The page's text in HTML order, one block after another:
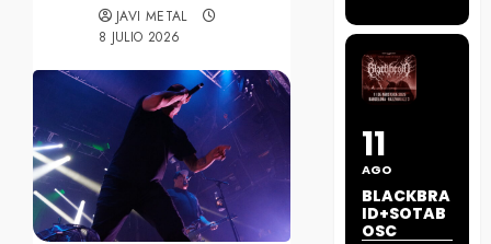
JAVI METAL
8 JULIO 2026
11
AGO
BLACKBRA
ID+SOTAB
OSC